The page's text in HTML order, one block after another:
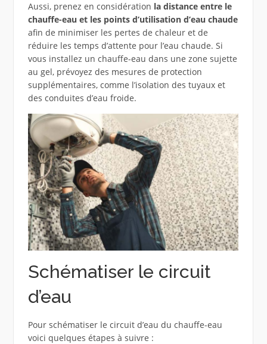
Aussi, prenez en considération la distance entre le
chauffe-eau et les points d’utilisation d’eau chaude
afin de minimiser les pertes de chaleur et de
réduire les temps d’attente pour l’eau chaude. Si
vous installez un chauffe-eau dans une zone sujette
au gel, prévoyez des mesures de protection
supplémentaires, comme l’isolation des tuyaux et
des conduites d’eau froide.
Schématiser le circuit
d’eau
Pour schématiser le circuit d’eau du chauffe-eau
voici quelques étapes à suivre :